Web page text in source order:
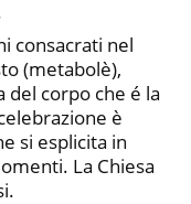
consacrati nel
(metabolè),
del corpo che é la
è
si esplicita in
La Chiesa